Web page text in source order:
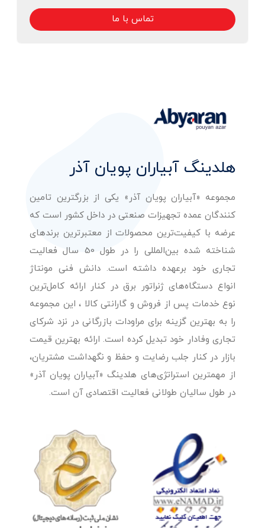
تماس با ما
هلدینگ آبیاران پویان آذر
مجموعه «آبیاران پویان آذر» یکی از بزرگترین تامین
کنندگان عمده تجهیزات صنعتی در داخل کشور است که
عرضه با کیفیت‌ترین محصولات از معتبرترین برندهای
شناخته شده بین‌المللی را در طول 50 سال فعالیت
تجاری خود برعهده داشته است. دانش فنی مونتاژ
انواع دستگاه‌های ژنراتور برق در کنار ارائه کامل‌ترین
نوع خدمات پس از فروش و گارانتی کالا ، این مجموعه
را به بهترین گزینه برای مراودات بازرگانی در نزد شرکای
تجاری وفادار خود تبدیل کرده است. ارائه بهترین قیمت
بازار در کنار جلب رضایت و حفظ و نگهداشت مشتریان،
از مهمترین استراتژی‌های هلدینگ «آبیاران پویان آذر»
در طول سالیان طولانی فعالیت اقتصادی آن است.